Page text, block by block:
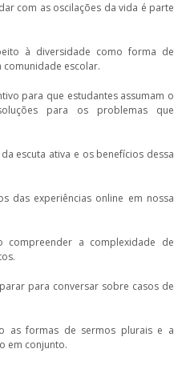
com as oscilações da vida é parte
à diversidade como forma de
comunidade escolar.
para que estudantes assumam o
para os problemas que
da escuta ativa e os benefícios dessa
das experiências online em nossa
compreender a complexidade de
para conversar sobre casos de
as formas de sermos plurais e a
em conjunto.